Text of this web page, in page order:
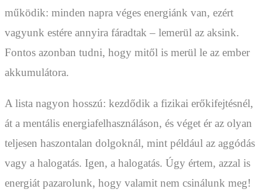
működik: minden napra véges energiánk van, ezért
vagyunk estére annyira fáradtak – lemerül az aksink.
Fontos azonban tudni, hogy mitől is merül le az ember
akkumulátora.
A lista nagyon hosszú: kezdődik a fizikai erőkifejtésnél,
át a mentális energiafelhasználáson, és véget ér az olyan
teljesen haszontalan dolgoknál, mint például az aggódás
vagy a halogatás. Igen, a halogatás. Úgy értem, azzal is
energiát pazarolunk, hogy valamit nem csinálunk meg!